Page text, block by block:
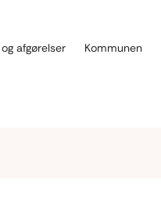
afgørelser Kommunen